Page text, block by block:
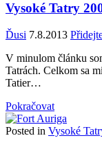
Vysoké Tatry
Ďusi 7.8.2013
V minulom článku
Tatrách. Celkom sa
Tatier…
Pokračovat
Posted in Vysoké